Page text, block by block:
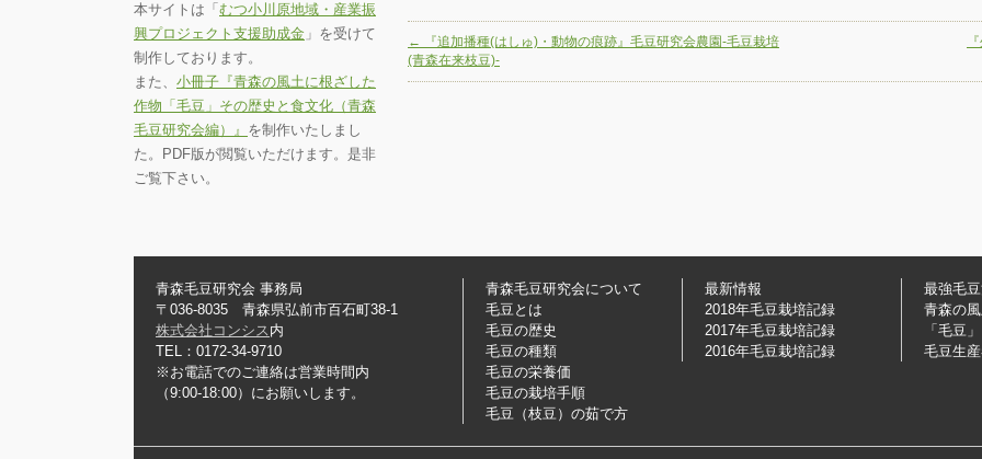
←
『追加播種(はしゅ)・動物の痕跡』毛豆研究会農園-毛豆栽培
(青森在来枝豆)-
本サイトは「 むつ小川原地域・産業振
興プロジェクト支援助成金 」を受けて
制作しております。
また、 小冊子『青森の風土に根ざした
作物「毛豆」その歴史と食文化（青森
毛豆研究会編）』 を制作いたしまし
た。PDF版が閲覧いただけます。是非
ご覧下さい。
青森毛豆研究会 事務局
〒036-8035 青森県弘前市百石町38-1
株式会社コンシス 内
TEL：0172-34-9710
※お電話でのご連絡は営業時間内
（9:00-18:00）にお願いします。
最強毛
青森の
「毛豆
毛豆生
最新情報
2018年毛豆栽培記録
2017年毛豆栽培記録
2016年毛豆栽培記録
青森毛豆研究会について
毛豆とは
毛豆の歴史
毛豆の種類
毛豆の栄養価
毛豆の栽培手順
毛豆（枝豆）の茹で方